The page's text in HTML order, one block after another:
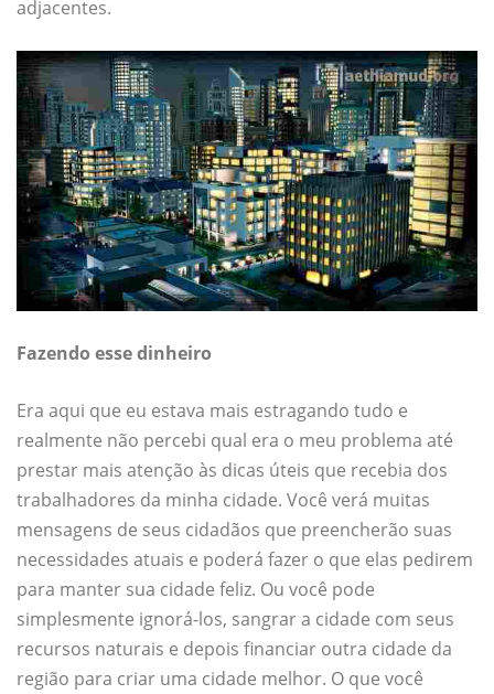
adjacentes.
Fazendo esse dinheiro
Era aqui que eu estava mais estragando tudo e
realmente não percebi qual era o meu problema até
prestar mais atenção às dicas úteis que recebia dos
trabalhadores da minha cidade. Você verá muitas
mensagens de seus cidadãos que preencherão suas
necessidades atuais e poderá fazer o que elas pedirem
para manter sua cidade feliz. Ou você pode
simplesmente ignorá-los, sangrar a cidade com seus
recursos naturais e depois financiar outra cidade da
região para criar uma cidade melhor. O que você